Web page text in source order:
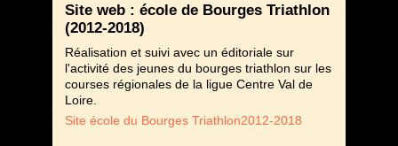
Site web : école de Bourges Triathlon
(2012-2018)
Réalisation et suivi avec un éditoriale sur
l'activité des jeunes du bourges triathlon sur les
courses régionales de la ligue Centre Val de
Loire.
Site école du Bourges Triathlon2012-2018